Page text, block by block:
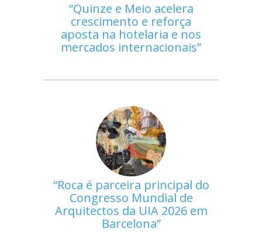
Quinze e Meio acelera
crescimento e reforça
aposta na hotelaria e nos
mercados internacionais
Roca é parceira principal do
Congresso Mundial de
Arquitectos da UIA 2026 em
Barcelona